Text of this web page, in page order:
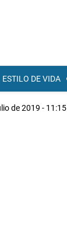
ESTILO DE VIDA
de 2019 - 11:15